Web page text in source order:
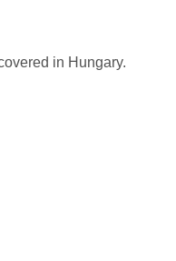
in Hungary.